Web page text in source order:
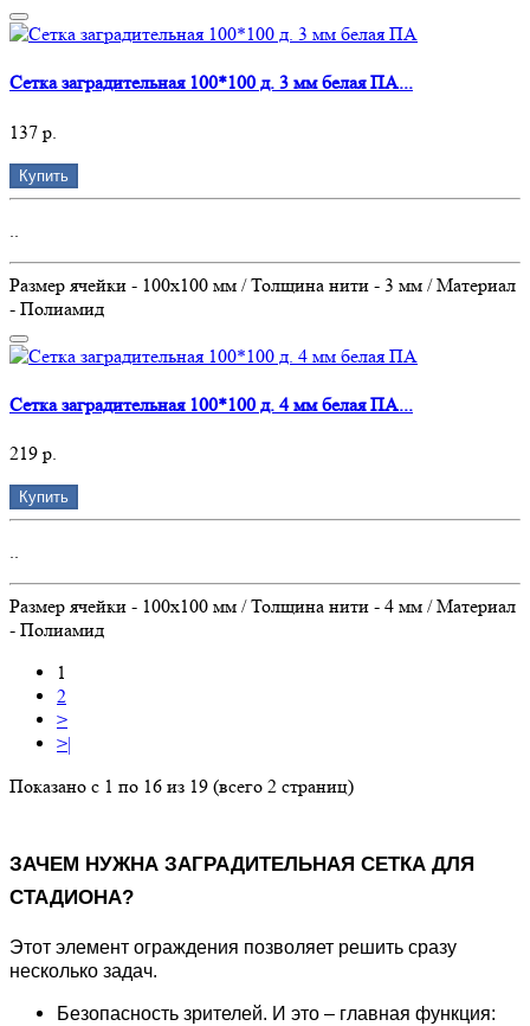
Сетка заградительная 100*100 д. 3 мм белая ПА...
137 р.
Купить
Размер ячейки - 100х100 мм / Толщина нити - 3 мм / Материал
- Полиамид
Сетка заградительная 100*100 д. 4 мм белая ПА...
219 р.
Купить
..
Размер ячейки - 100х100 мм / Толщина нити - 4 мм / Материал
- Полиамид
1
2
>
>|
Показано с 1 по 16 из 19 (всего 2 страниц)
ЗАЧЕМ НУЖНА ЗАГРАДИТЕЛЬНАЯ СЕТКА ДЛЯ
СТАДИОНА?
Этот элемент ограждения позволяет решить сразу
несколько задач.
Безопасность зрителей. И это – главная функция: